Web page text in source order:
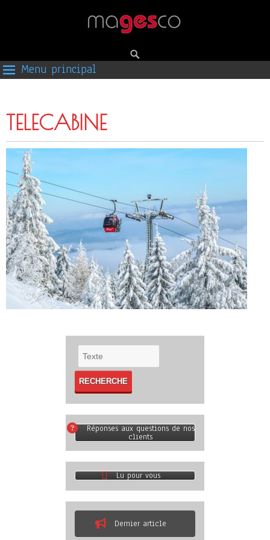
Menu principal
TELECABINE
Réponses aux questions de nos
clients
Lu pour vous
Dernier article